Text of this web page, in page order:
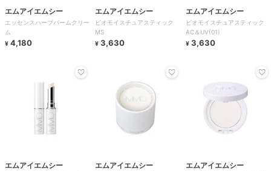
エムアイエムシー
エッセンスハーブバームクリー
ム
¥ 4,180
エムアイエムシー
ビオモイスチュアスティック
MS
¥ 3,630
エムアイエムシー
ビオモイスチュアスティック
AC＆UV(01)
¥ 3,630
エムアイエムシー エムアイエムシー エムアイエムシー